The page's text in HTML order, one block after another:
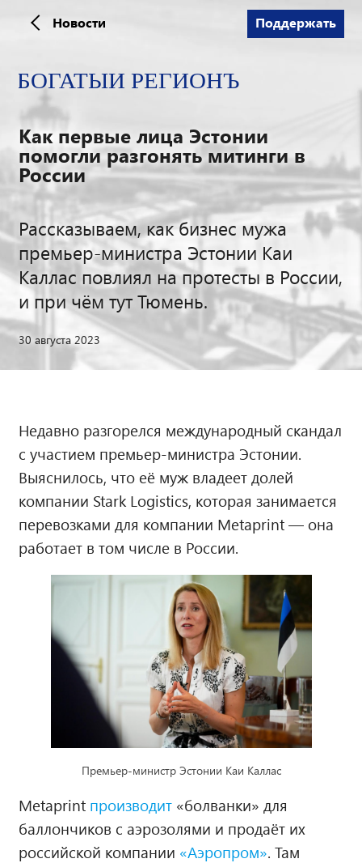
Новости Поддержать
Как первые лица Эстонии
помогли разгонять митинги в
России
Рассказываем, как бизнес мужа
премьер-министра Эстонии Каи
Каллас повлиял на протесты в России,
и при чём тут Тюмень.
30 августа 2023
Недавно разгорелся международный скандал
с участием премьер-министра Эстонии.
Выяснилось, что её муж владеет долей
компании Stark Logistics, которая занимается
перевозками для компании Metaprint — она
работает в том числе в России.
Премьер-министр Эстонии Каи Каллас
Metaprint производит «болванки» для
баллончиков с аэрозолями и продаёт их
российской компании «Аэропром». Там